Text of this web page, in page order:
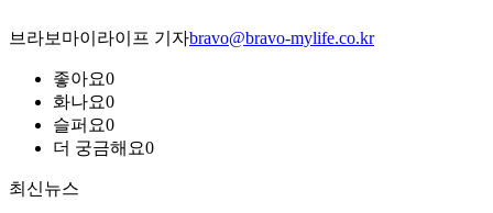
브라보마이라이프 기자bravo@bravo-mylife.co.kr
좋아요0
화나요0
슬퍼요0
더 궁금해요0
최신뉴스